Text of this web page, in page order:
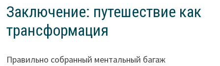
Заключение: путешествие как
трансформация
Правильно собранный ментальный багаж